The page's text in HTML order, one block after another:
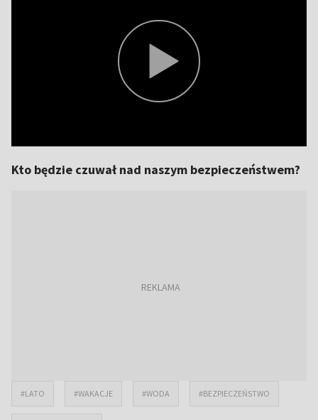
Kto będzie czuwał nad naszym bezpieczeństwem?
#LATO #WAKACJE #WODA #BEZPIECZEŃSTWO